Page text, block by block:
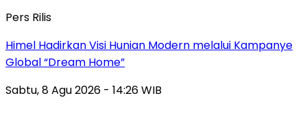
Pers Rilis
Himel Hadirkan Visi Hunian Modern melalui Kampanye
Global “Dream Home”
Sabtu, 8 Agu 2026 - 14:26 WIB